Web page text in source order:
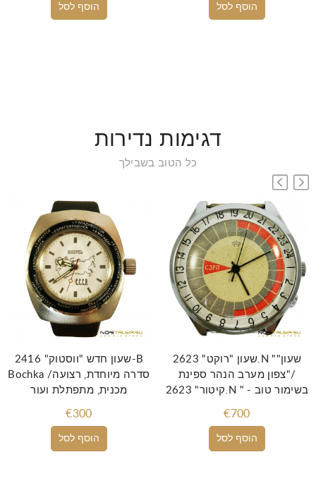
הוסף לסל הוסף לסל
דגימות נדירות
כל הטוב בשבילך
הוסף לסל
שעון חדש "ווסטוק" 2416-B
Bochka /סדרה מיוחדת, רצועה
מכנית, מתפתלת ועור
€300
הוסף לסל
שעון "רוקט" 2623.N "שעון"
/"צפון מערב הנהר ספינת
קיטור" 2623.N " - בשימור טוב
€700